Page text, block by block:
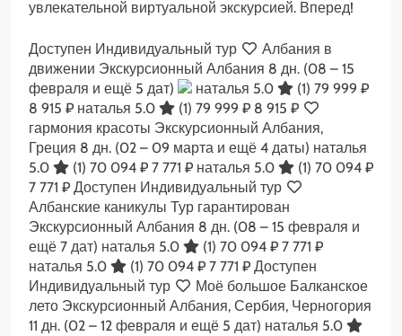
увлекательной виртуальной экскурсией. Вперед!
Доступен Индивидуальный тур
Албания в
движении Экскурсионный Албания 8 дн. (08 – 15
февраля и ещё 5 дат)
наталья 5.0 (1) 79 999 ₽
8 915 ₽ наталья 5.0 (1) 79 999 ₽ 8 915 ₽
гармония красоты Экскурсионный Албания,
Греция 8 дн. (02 – 09 марта и ещё 4 даты) наталья
5.0
(1) 70 094 ₽ 7 771 ₽ наталья 5.0 (1) 70 094 ₽
7 771 ₽ Доступен Индивидуальный тур
Албанские каникулы Тур гарантирован
Экскурсионный Албания 8 дн. (08 – 15 февраля и
ещё 7 дат) наталья 5.0 (1) 70 094 ₽ 7 771 ₽
наталья 5.0
(1) 70 094 ₽ 7 771 ₽ Доступен
Индивидуальный тур
Моё большое Балканское
лето Экскурсионный Албания, Сербия, Черногория
11 дн. (02 – 12 февраля и ещё 5 дат) наталья 5.0